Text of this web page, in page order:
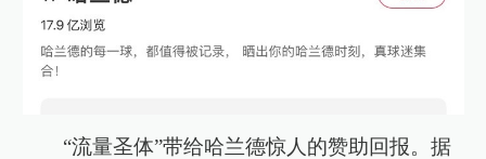
“流量圣体”带给哈兰德惊人的赞助回报。据